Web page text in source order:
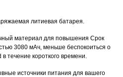
литиевая батарея.
материал для повышения Срок
3080 мАч, меньше беспокоиться о
течение короткого времени.
источники питания для вашего